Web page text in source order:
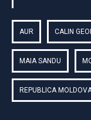
AUR CALIN
MAIA SANDU
REPUBLICA